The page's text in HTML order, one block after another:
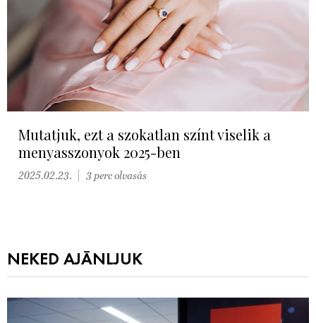
Mutatjuk, ezt a szokatlan színt viselik a
menyasszonyok 2025-ben
2025.02.23. 3 perc olvasás
NEKED AJÁNLJUK